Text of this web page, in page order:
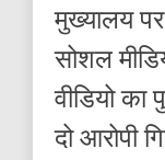
मुख्यालय पर
सोशल
वीडियो का
दो आरोपी